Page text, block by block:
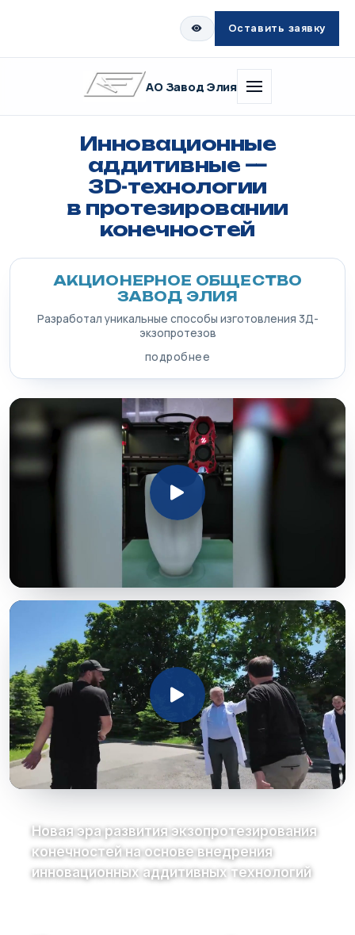
Оставить заявку
АО Завод Элия
Инновационные
аддитивные —
3D-технологии
в протезировании
конечностей
АКЦИОНЕРНОЕ ОБЩЕСТВО
ЗАВОД ЭЛИЯ
Разработал уникальные способы изготовления 3Д-
экзопротезов
подробнее
Новая эра развития экзопротезирования
конечностей на основе внедрения
инновационных аддитивных технологий